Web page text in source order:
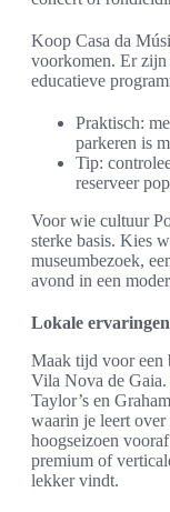
Koop Casa da
voorkomen. Er zijn
educatieve
Praktisch:
parkeren is
Tip:
reserveer
Voor wie cultuur
sterke basis. Kies
museumbezoek,
avond in een
Lokale
Maak tijd voor een
Vila Nova de Gaia.
Taylor’s en
waarin je leert
hoogseizoen
premium of
lekker vindt.